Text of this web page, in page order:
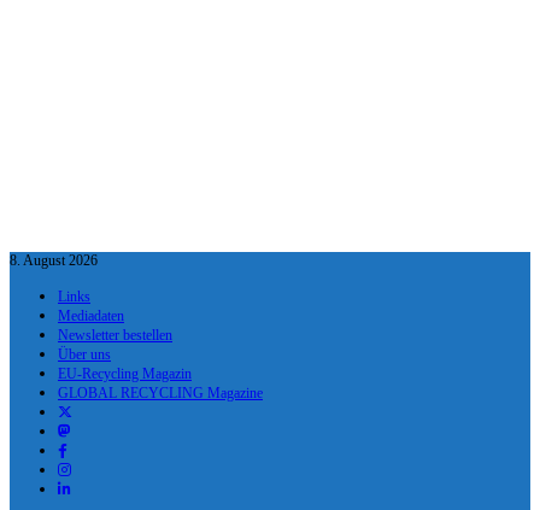
8. August 2026
Links
Mediadaten
Newsletter bestellen
Über uns
EU-Recycling Magazin
GLOBAL RECYCLING Magazine